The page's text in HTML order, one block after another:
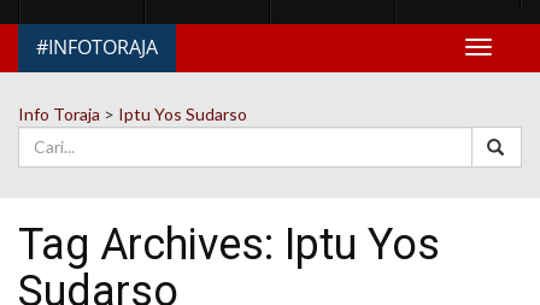
Toggle
#INFOTORAJA
Info Toraja > Iptu Yos Sudarso
Tag Archives: Iptu Yos
Sudarso